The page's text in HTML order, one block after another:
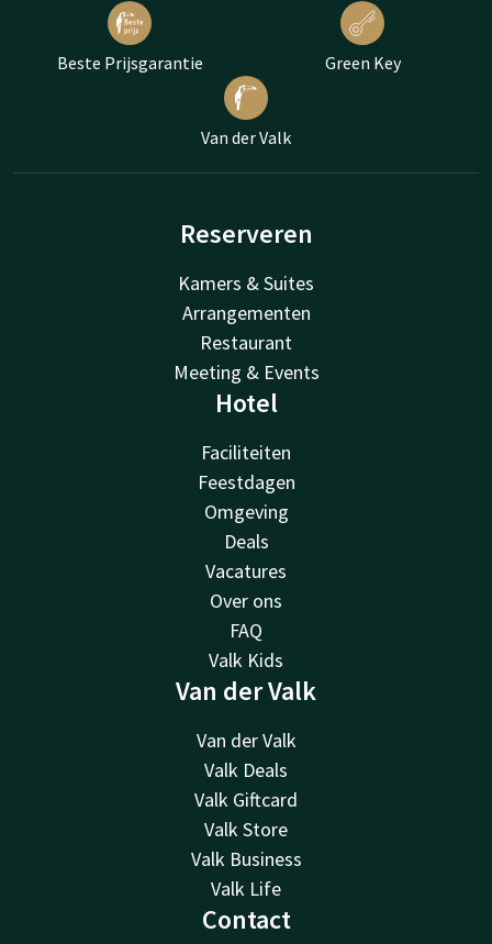
Beste Prijsgarantie Green Key
Van der Valk
Reserveren
Kamers & Suites
Arrangementen
Restaurant
Meeting & Events
Hotel
Faciliteiten
Feestdagen
Omgeving
Deals
Vacatures
Over ons
FAQ
Valk Kids
Van der Valk
Van der Valk
Valk Deals
Valk Giftcard
Valk Store
Valk Business
Valk Life
Contact